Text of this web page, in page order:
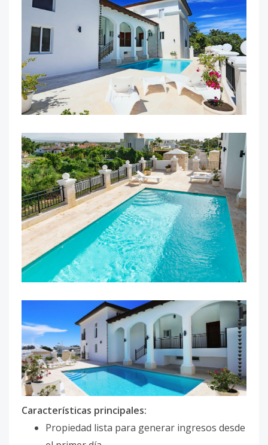
Características principales:
Propiedad lista para generar ingresos desde